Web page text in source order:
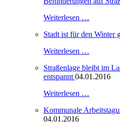
Weiterlesen …
Stadt ist für den Winter
Weiterlesen …
Straßenlage bleibt im
entspannt 04.01.2016
Weiterlesen …
Kommunale
04.01.2016